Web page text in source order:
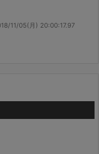
11/05(月) 20:00:17.97